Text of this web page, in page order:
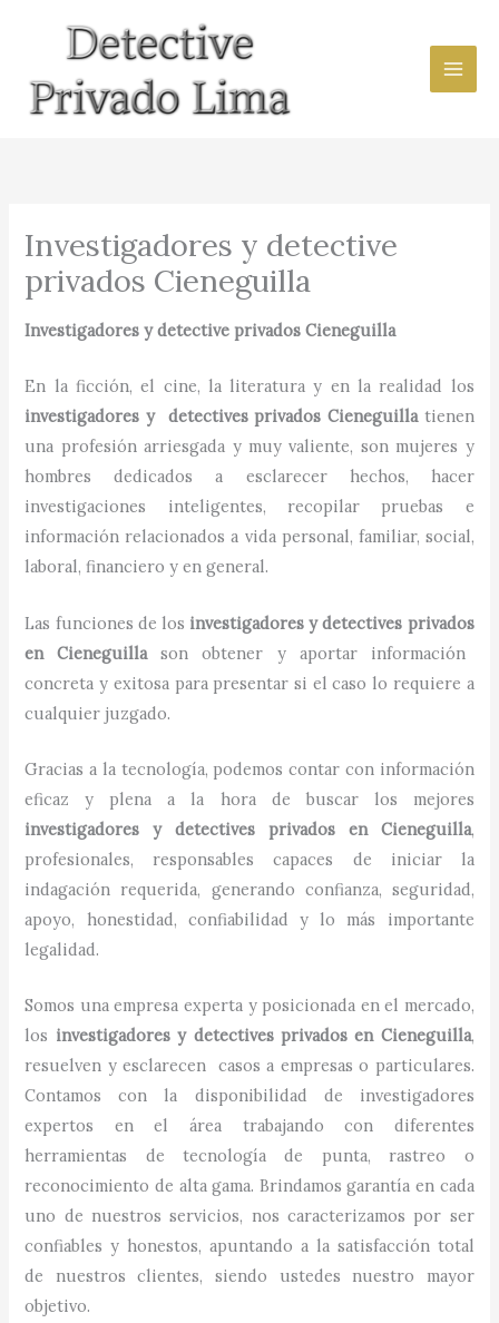
contenido
Investigadores y detective
privados Cieneguilla
Investigadores y detective privados Cieneguilla
En la ficción, el cine, la literatura y en la realidad los
investigadores y detectives privados Cieneguilla tienen
una profesión arriesgada y muy valiente, son mujeres y
hombres dedicados a esclarecer hechos, hacer
investigaciones inteligentes, recopilar pruebas e
información relacionados a vida personal, familiar, social,
laboral, financiero y en general.
Las funciones de los investigadores y detectives privados
enCieneguillason obtener y aportar información
concreta y exitosa para presentar si el caso lo requiere a
cualquier juzgado.
Gracias a la tecnología, podemos contar con información
eficaz y plena a la hora de buscar los mejores
investigadores y detectives privadosen Cieneguilla,
profesionales, responsables capaces de iniciar la
indagación requerida, generando confianza, seguridad,
apoyo, honestidad, confiabilidad y lo más importante
legalidad.
Somos una empresa experta y posicionada en el mercado,
los investigadores y detectives privadosen Cieneguilla,
resuelven y esclarecen casos a empresas o particulares.
Contamos con la disponibilidad de investigadores
expertos en el área trabajando con diferentes
herramientas de tecnología de punta, rastreo o
reconocimiento de alta gama. Brindamos garantía en cada
uno de nuestros servicios, nos caracterizamos por ser
confiables y honestos, apuntando a la satisfacción total
de nuestros clientes, siendo ustedes nuestro mayor
objetivo.